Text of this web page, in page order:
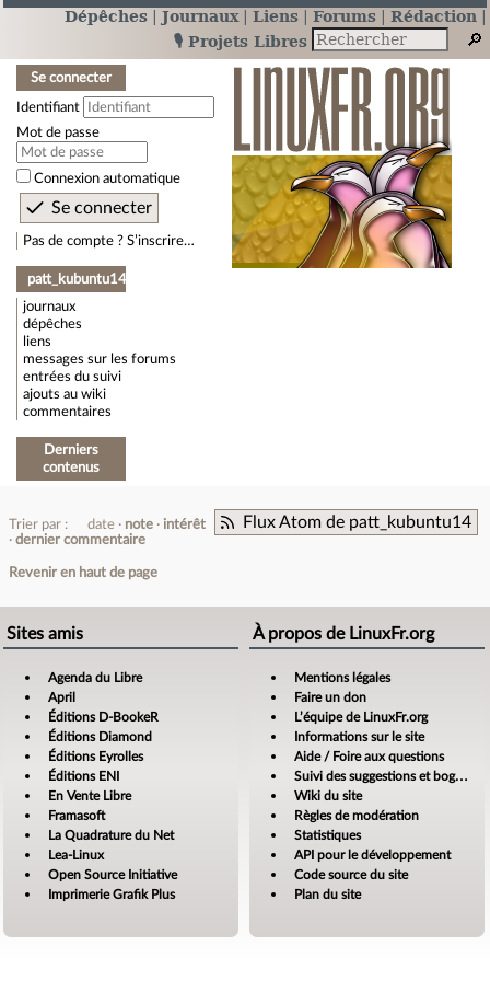
Dépêches Journaux Liens Forums
Rédaction
🎙️ Projets Libres
Se connecter
Identifiant
Mot de passe
Connexion automatique
Pas de compte ? S’inscrire…
patt_kubuntu14
journaux
dépêches
liens
messages sur les forums
entrées du suivi
ajouts au wiki
commentaires
Derniers
contenus
Flux Atom de patt_kubuntu14
Trier par : date note
intérêt
dernier commentaire
Revenir en haut de page
Sites amis
Agenda du Libre
April
Éditions D-BookeR
Éditions Diamond
Éditions Eyrolles
Éditions ENI
En Vente Libre
Framasoft
La Quadrature du Net
Lea-Linux
Open Source Initiative
Imprimerie Grafik Plus
À propos de LinuxFr.org
Mentions légales
Faire un don
L’équipe de LinuxFr.org
Informations sur le site
Aide / Foire aux questions
Suivi des suggestions et bogues
Wiki du site
Règles de modération
Statistiques
API pour le développement
Code source du site
Plan du site